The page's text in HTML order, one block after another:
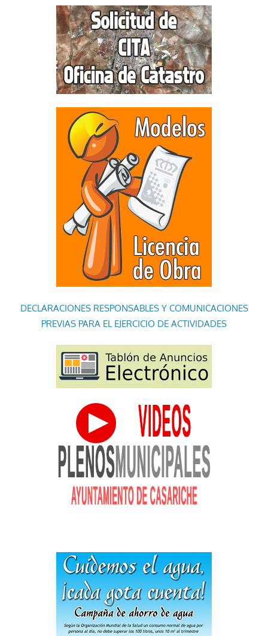
DECLARACIONES RESPONSABLES Y COMUNICACIONES
PREVIAS PARA EL EJERCICIO DE ACTIVIDADES